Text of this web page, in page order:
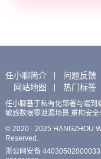
任小聊简介 问题反馈
网站地图
热门标签
任小聊基于私有化部署与端到
敏感数据零泄漏场景,重构安
© 2020 - 2025 HANGZHOU
Reserved.
浙公网安备 44030502000033